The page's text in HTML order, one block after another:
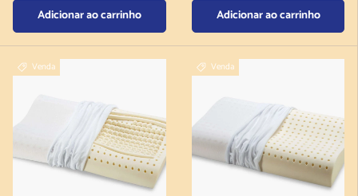
Adicionar ao carrinho Adicionar ao carrinho
Venda Venda